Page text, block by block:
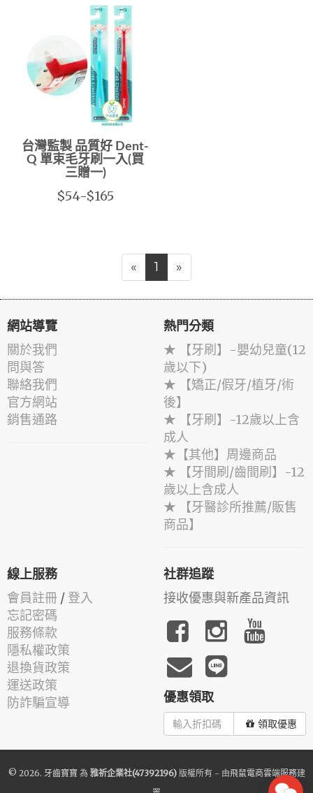
台灣監製 品質好 Dent-
Q 單束毛牙刷一入(買
三贈一)
$54-$165
« 1 »
網站導覽
關於我們
問與答
聯絡我們
官方網站
銷售通路
熱門分類
★ 【牙刷】-嬰幼兒童(12
歲以下)
★ 【矯正/假牙/植牙/術
後】
★ 【牙刷】-12歲以上含
成人
★【其他】周邊商品
★ 【牙間刷/齒間刷】-12
歲以上含成人
★ 【牙醫診所推薦/販售
商品】
線上服務
會員註冊 / 登入
忘記密碼
服務條款
隱私權政策
退換貨政策
運送政策
防詐騙宣導
社群追蹤
接收優惠與新產品資訊
優惠領取
領取優惠
© 2026. 牙齒寶寶 為 雅祈企業社(47392196)版權所有 - 由飛鼠電商雲端服務建